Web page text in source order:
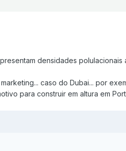
densidades
caso do Dubai... por
para construir em altura em